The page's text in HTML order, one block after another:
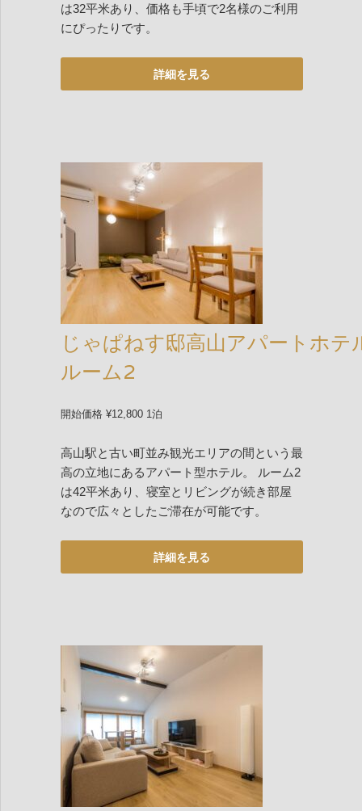
は32平米あり、価格も手頃で2名様のご利用
にぴったりです。
じゃぱねす邸高山アパートホテ
ルーム2
開始価格 ¥12,800 1泊
高山駅と古い町並み観光エリアの間という最
高の立地にあるアパート型ホテル。 ルーム2
は42平米あり、寝室とリビングが続き部屋
なので広々としたご滞在が可能です。